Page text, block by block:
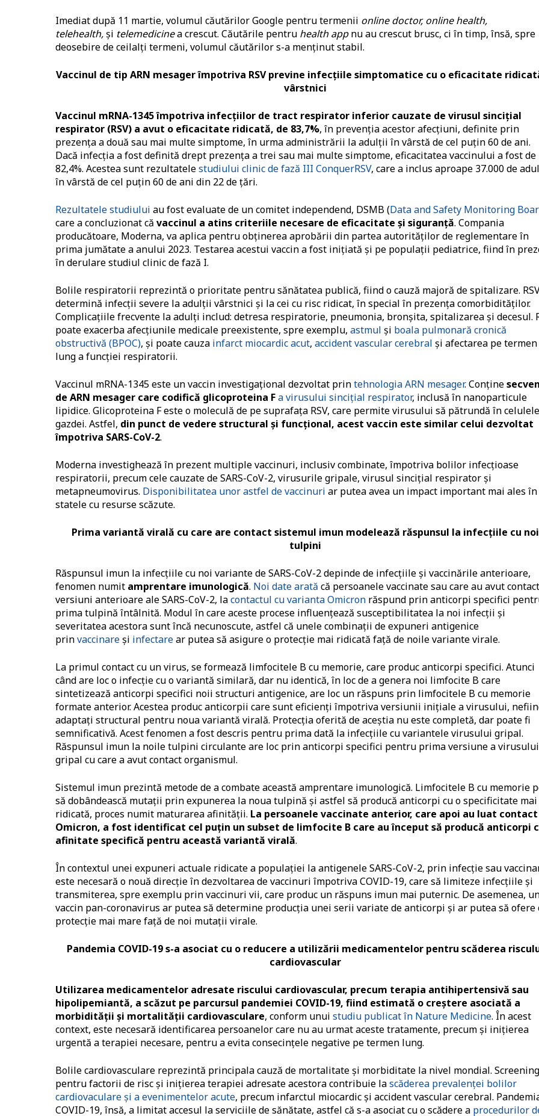
Imediat după 11 martie, volumul căutărilor Google pentru termenii online doctor, online health,
telehealth,şi telemedicinea crescut. Căutările pentru health appnu au crescut brusc, ci în timp, însă, spre
deosebire de ceilalţi termeni, volumul căutărilor s-a menţinut stabil.
Vaccinul de tip ARN mesager împotriva RSV previne infecţiile simptomatice cu o eficacitate
vârstnici
Vaccinul mRNA-1345 împotriva infecțiilor de tract respirator inferior cauzate de virusul sinciţial
respirator (RSV) a avut o eficacitate ridicată, de 83,7%, în prevenția acestor afecţiuni, definite prin
prezenţa a două sau mai multe simptome, în urma administrării la adulţii în vârstă de cel puțin 60 de ani.
Dacă infecţia a fost definită drept prezenţa a trei sau mai multe simptome, eficacitatea vaccinului a fost de
82,4%. Acestea sunt rezultatelestudiului clinic de fază III ConquerRSV, care a inclus aproape 37.000 de
în vârstă de cel puțin 60 de ani din 22 de ţări.
Rezultatele studiului au fost evaluate de un comitet independend, DSMB (Data and Safety Monitoring
care a concluzionat că vaccinul a atins criteriile necesare de eficacitate şi siguranţă. Compania
producătoare, Moderna, va aplica pentru obţinerea aprobării din partea autorităţilor de reglementare în
prima jumătate a anului 2023. Testarea acestui vaccin a fost iniţiată şi pe populaţii pediatrice, fiind în
în derulare studiul clinic de fază I.
Bolile respiratorii reprezintă o prioritate pentru sănătatea publică, fiind o cauză majoră de spitalizare.
determină infecţii severe la adulţii vârstnici şi la cei cu risc ridicat, în special în prezenţa comorbidităţilor.
Complicaţiile frecvente la adulţi includ: detresa respiratorie, pneumonia, bronșita, spitalizarea și decesul.
poate exacerba afecţiunile medicale preexistente, spre exemplu, astmul și boala pulmonară cronică
obstructivă (BPOC), și poate cauza infarct miocardic acut, accident vascular cerebral și afectarea pe termen
lung a funcției respiratorii.
Vaccinul mRNA-1345 este un vaccin investigaţional dezvoltat printehnologia ARN mesager. Conţine
de ARN mesager care codifică glicoproteina Fa virusului sinciţial respirator, inclusă în nanoparticule
lipidice. Glicoproteina F este o moleculă de pe suprafaţa RSV, care permite virusului să pătrundă în celulele
gazdei. Astfel, din punct de vedere structural şi funcțional, acest vaccin este similar celui dezvoltat
împotriva SARS-CoV-2.
Moderna investighează în prezent multiple vaccinuri, inclusiv combinate, împotriva bolilor infecţioase
respiratorii, precum cele cauzate de SARS-CoV-2, virusurile gripale, virusul sinciţial respirator şi
metapneumovirus. Disponibilitatea unor astfel de vaccinuri ar putea avea un impact important mai ales în
statele cu resurse scăzute.
Prima variantă virală cu care are contact sistemul imun modelează răspunsul la infecţiile cu noi
tulpini
Răspunsul imun la infecţiile cu noi variante de SARS-CoV-2 depinde de infecţiile şi vaccinările anterioare,
fenomen numit amprentare imunologică. Noi date arată că persoanele vaccinate sau care au avut
versiuni anterioare ale SARS-CoV-2, lacontactul cu varianta Omicron răspund prin anticorpi specifici
prima tulpină întâlnită. Modul în care aceste procese influenţează susceptibilitatea la noi infecţii şi
severitatea acestora sunt încă necunoscute, astfel că unele combinaţii de expuneri antigenice
prinvaccinareşi infectarear putea să asigure o protecţie mai ridicată faţă de noile variante virale.
La primul contact cu un virus, se formează limfocitele B cu memorie, care produc anticorpi specifici. Atunci
când are loc o infecţie cu o variantă similară, dar nu identică, în loc de a genera noi limfocite B care
sintetizează anticorpi specifici noii structuri antigenice, are loc un răspuns prin limfocitele B cu memorie
formate anterior. Acestea produc anticorpii care sunt eficienţi împotriva versiunii iniţiale a virusului,
adaptaţi structural pentru noua variantă virală. Protecţia oferită de aceştia nu este completă, dar poate fi
semnificativă. Acest fenomen a fost descris pentru prima dată la infecţiile cu variantele virusului gripal.
Răspunsul imun la noile tulpini circulante are loc prin anticorpi specifici pentru prima versiune a virusului
gripal cu care a avut contact organismul.
Sistemul imun prezintă metode de a combate această amprentare imunologică. Limfocitele B cu memorie
să dobândească mutaţii prin expunerea la noua tulpină şi astfel să producă anticorpi cu o specificitate mai
ridicată, proces numit maturarea afinităţii. La persoanele vaccinate anterior, care apoi au luat contact
Omicron, a fost identificat cel puţin un subset de limfocite B care au început să producă anticorpi
afinitate specifică pentru această variantă virală.
În contextul unei expuneri actuale ridicate a populaţiei la antigenele SARS-CoV-2, prin infecţie sau
este necesară o nouă direcţie în dezvoltarea de vaccinuri împotriva COVID-19, care să limiteze infecţiile şi
transmiterea, spre exemplu prin vaccinuri vii, care produc un răspuns imun mai puternic. De asemenea,
vaccin pan-coronavirus ar putea să determine producţia unei serii variate de anticorpi şi ar putea să ofere
protecţie mai mare faţă de noi mutaţii virale.
Pandemia COVID-19 s-a asociat cu o reducere a utilizării medicamentelor pentru scăderea
cardiovascular
Utilizarea medicamentelor adresate riscului cardiovascular, precum terapia antihipertensivă sau
hipolipemiantă, a scăzut pe parcursul pandemiei COVID-19, fiind estimată o creştere asociată a
morbidităţii şi mortalității cardiovasculare, conform unui studiu publicat în Nature Medicine. În acest
context, este necesară identificarea persoanelor care nu au urmat aceste tratamente, precum şi iniţierea
urgentă a terapiei necesare, pentru a evita consecinţele negative pe termen lung.
Bolile cardiovasculare reprezintă principala cauză de mortalitate şi morbiditate la nivel mondial.
pentru factorii de risc şi iniţierea terapiei adresate acestora contribuie lascăderea prevalenţei bolilor
cardiovaculare şi a evenimentelor acute, precum infarctul miocardic şi accident vascular cerebral.
COVID-19, însă, a limitat accesul la serviciile de sănătate, astfel că s-a asociat cu o scădere a procedurilor